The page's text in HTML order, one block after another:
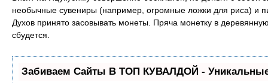
необычные сувениры (например, огромные ложки для риса) и
Духов принято засовывать монеты. Пряча монетку в
сбудется.
Забиваем Сайты В ТОП КУВАЛДОЙ - Уникальные